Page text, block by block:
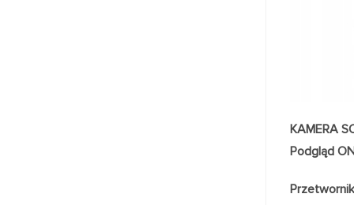
KAMERA
Podgląd